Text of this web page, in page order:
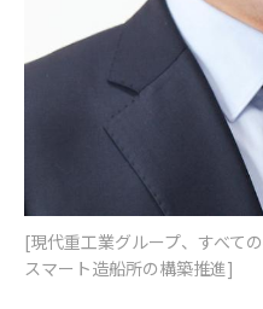
[現代重工業グループ、すべて
スマート造船所の構築推進]